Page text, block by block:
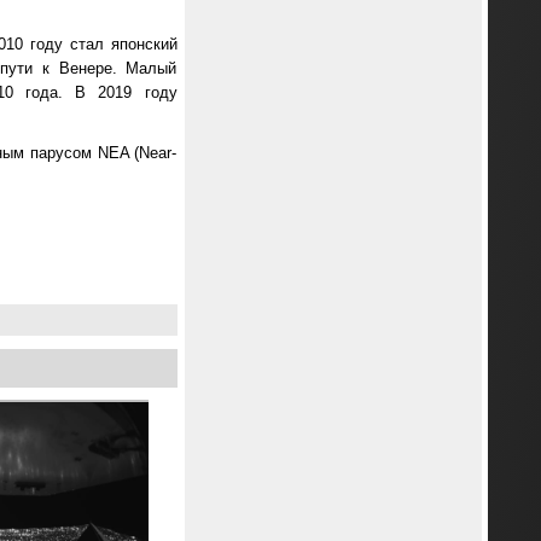
году стал японский
пути к Венере. Малый
года. В 2019 году
парусом NEA (Near-